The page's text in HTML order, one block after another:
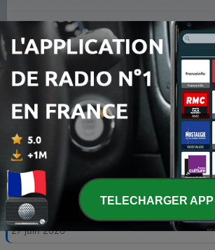
Épisodes
167 - Les grands remplaçants -
27 juin 2026
TELECHARGER APP